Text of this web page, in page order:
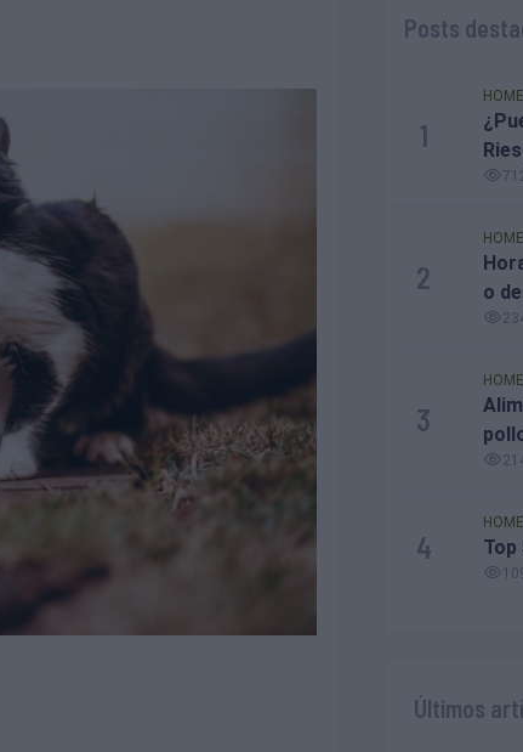
Posts
1
HOME
2
HOME
o
3
HOME
4
HOME
Últimos